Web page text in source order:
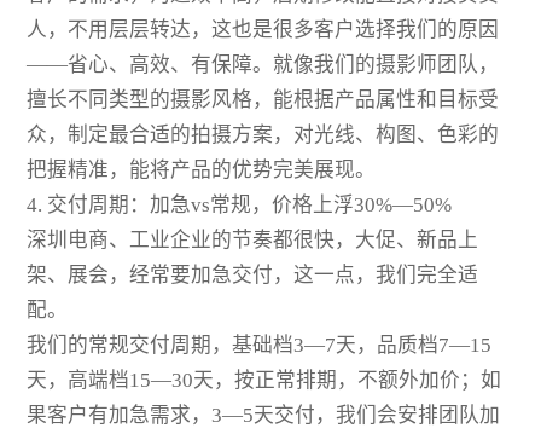
人，不用层层转达，这也是很多客户选择我们的原因
——省心、高效、有保障。就像我们的摄影师团队，
擅长不同类型的摄影风格，能根据产品属性和目标受
众，制定最合适的拍摄方案，对光线、构图、色彩的
把握精准，能将产品的优势完美展现。
4. 交付周期：加急vs常规，价格上浮30%—50%
深圳电商、工业企业的节奏都很快，大促、新品上
架、展会，经常要加急交付，这一点，我们完全适
配。
我们的常规交付周期，基础档3—7天，品质档7—15
天，高端档15—30天，按正常排期，不额外加价；如
果客户有加急需求，3—5天交付，我们会安排团队加